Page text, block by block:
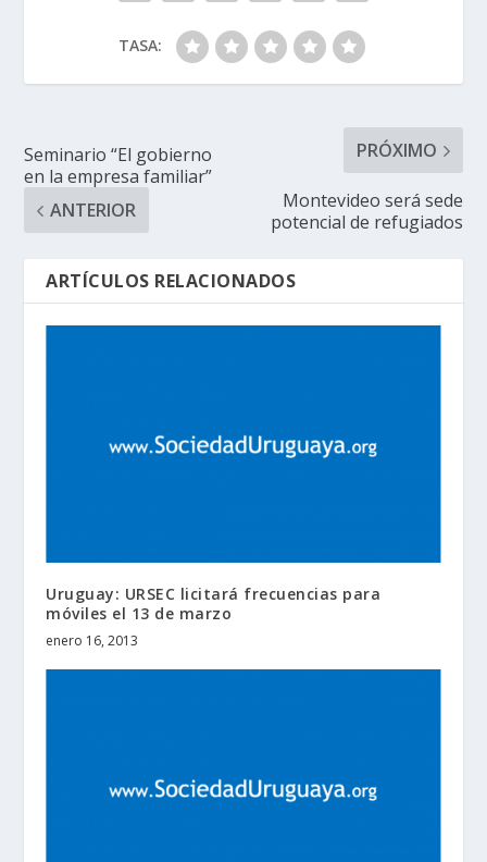
TASA:
Seminario “El gobierno
en la empresa familiar”
ANTERIOR
PRÓXIMO
Montevideo será sede
potencial de refugiados
ARTÍCULOS RELACIONADOS
Uruguay: URSEC licitará frecuencias para
móviles el 13 de marzo
enero 16, 2013